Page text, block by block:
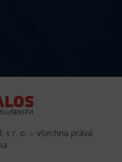
s r. o. – všechna práva